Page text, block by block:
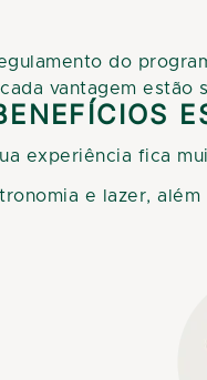
do
vantagem estão
experiência fica
e lazer,